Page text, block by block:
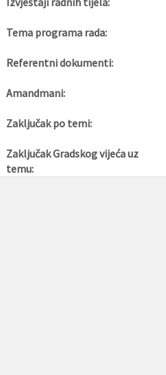
Tema programa rada:
Referentni dokumenti:
Amandmani:
Zaključak po temi:
Zaključak Gradskog vijeća uz
temu: